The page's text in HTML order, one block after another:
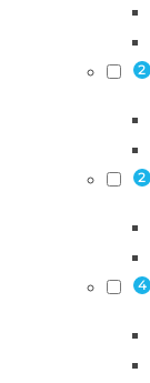
2
2
4